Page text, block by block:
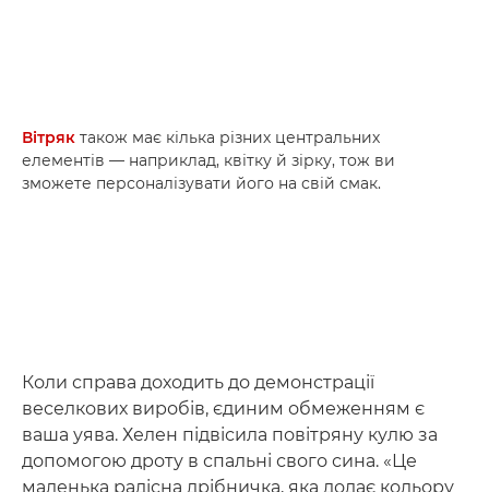
Вітряк також має кілька різних центральних
елементів — наприклад, квітку й зірку, тож ви
зможете персоналізувати його на свій смак.
Коли справа доходить до демонстрації
веселкових виробів, єдиним обмеженням є
ваша уява. Хелен підвісила повітряну кулю за
допомогою дроту в спальні свого сина. «Це
маленька радісна дрібничка, яка додає кольору